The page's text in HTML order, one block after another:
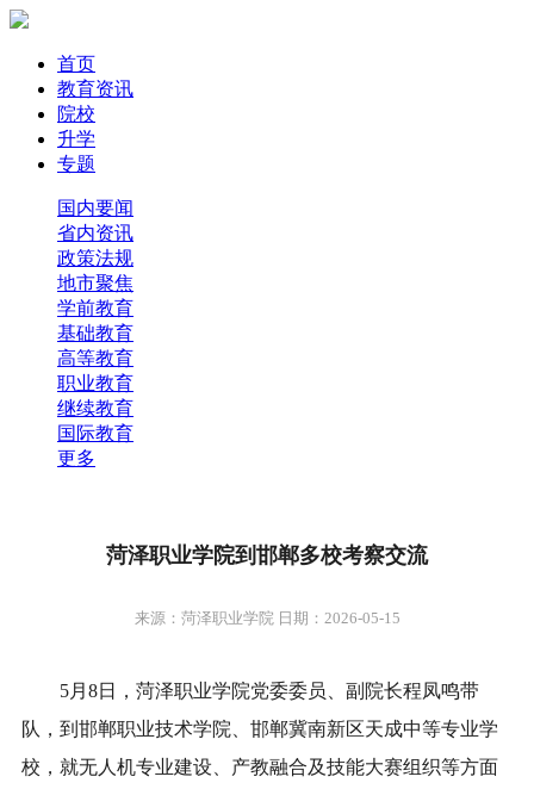
首页
教育资讯
院校
升学
专题
国内要闻
省内资讯
政策法规
地市聚焦
学前教育
基础教育
高等教育
职业教育
继续教育
国际教育
更多
菏泽职业学院到邯郸多校考察交流
来源：菏泽职业学院 日期：2026-05-15
5月8日，菏泽职业学院党委委员、副院长程凤鸣带
队，到邯郸职业技术学院、邯郸冀南新区天成中等专业学
校，就无人机专业建设、产教融合及技能大赛组织等方面